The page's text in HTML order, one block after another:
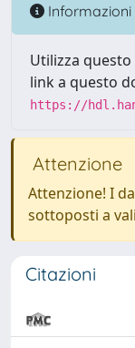
Informazioni
Utilizza
link a questo
https://
Attenzione
Attenzione! I
sottoposti a
Citazioni